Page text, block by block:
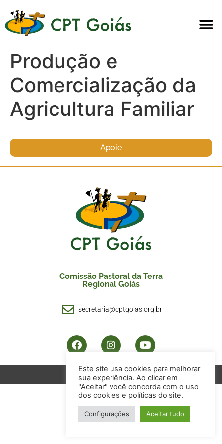
Produção e
Comercialização da
Agricultura Familiar
Apoie
Comissão Pastoral da Terra
Regional Goiás
secretaria@cptgoias.org.br
Acessar Webmail
Este site usa cookies para melhorar
sua experiência. Ao clicar em
"Aceitar" você concorda com o uso
dos cookies e políticas do site.
Configurações Aceitar tudo